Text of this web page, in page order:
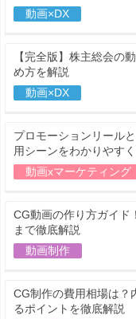
動画×DX
【完全版】株主総会の
め方を解説
動画×DX
プロモーションリール
用シーンをわかりやす
動画xマーケティング
CG動画の作り方ガイド
まで徹底解説
動画制作
CG制作の費用相場は？
るポイントを徹底解説